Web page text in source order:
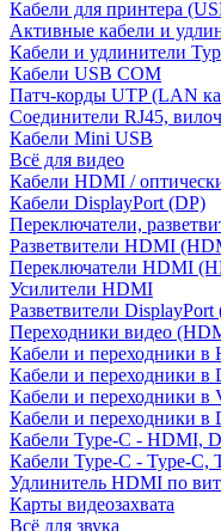
Кабели для принтера
Активные кабели и
Кабели и удлинители
Кабели USB COM
Патч-корды UTP (LAN
Соединители RJ45,
Кабели Mini USB
Всё для видео
Кабели HDMI /
Кабели DisplayPort (DP)
Переключатели,
Разветвители HDMI
Переключатели HDMI
Усилители HDMI
Разветвители DisplayPort
Переходники видео
Кабели и переходники в
Кабели и переходники в
Кабели и переходники в
Кабели и переходники в
Кабели Type-C - HDMI,
Кабели Type-C - Type-C,
Удлинитель HDMI по
Карты видеозахвата
Всё для звука